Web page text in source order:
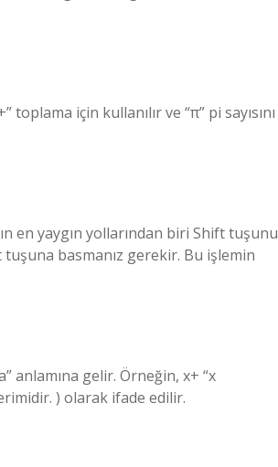
için kullanılır ve “π” pi sayısını
en yaygın yollarından biri Shift tuşunu
tuşuna basmanız gerekir. Bu işlemin
anlamına gelir. Örneğin, ​x+​ “x
) olarak ifade edilir.